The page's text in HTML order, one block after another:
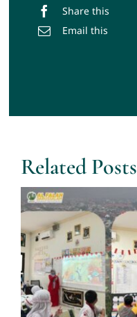
Share this
Email this
Related Posts